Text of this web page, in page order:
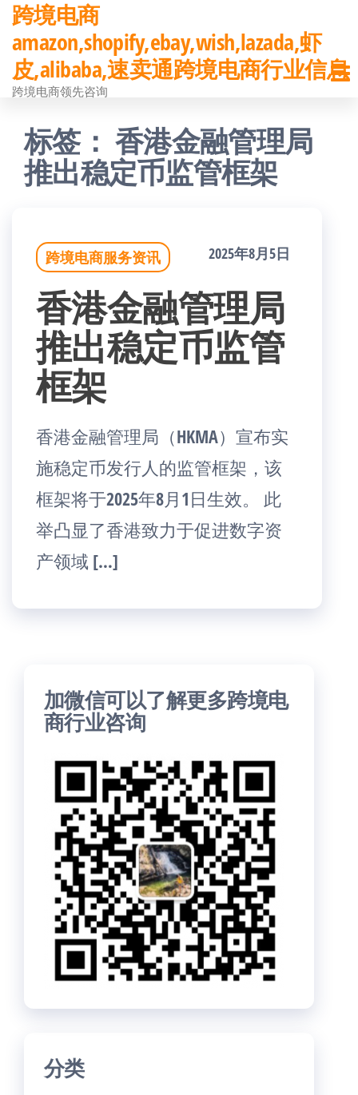
前
往
内
跨境电商
amazon,shopify,ebay,wish,lazada,虾
皮,alibaba,速卖通跨境电商行业信息
跨境电商领先咨询
标签：香港金融管理局
推出稳定币监管框架
跨境电商服务资讯 2025年8月5日
香港金融管理局
推出稳定币监管
框架
香港金融管理局（HKMA）宣布实
施稳定币发行人的监管框架，该
框架将于2025年8月1日生效。 此
举凸显了香港致力于促进数字资
产领域 […]
加微信可以了解更多跨境电
商行业咨询
分类